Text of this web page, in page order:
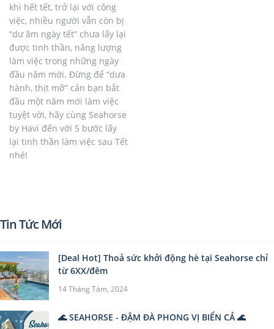
khi hết tết, trở lại với công
việc, nhiều người vẫn còn bị
“dư âm ngày tết” chưa lấy lại
được tinh thần, năng lượng
làm việc trong những ngày
đầu năm mới. Đừng để “dưa
hành, thịt mỡ” cản bạn bắt
đầu một năm mới làm việc
tuyệt vời, hãy cùng Seahorse
by Havi đến với 5 bước lấy
lại tinh thần làm việc sau Tết
nhé!
Tin Tức Mới
[Deal Hot] Thoả sức khởi động hè tại Seahorse chỉ
từ 6XX/đêm
14 Tháng Tám, 2024
🌊 SEAHORSE - ĐẬM ĐÀ PHONG VỊ BIỂN CẢ 🌊